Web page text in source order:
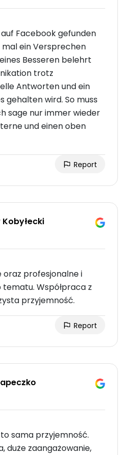
Facebook gefunden
ein Versprechen
Besseren belehrt
trotz
Antworten und ein
gehalten wird. So muss
sage nur immer wieder
und einen oben
Report
Kobyłecki
oraz profesjonalne i
Współpraca z
przyjemność.
Report
sama przyjemność.
duże zaangażowanie,